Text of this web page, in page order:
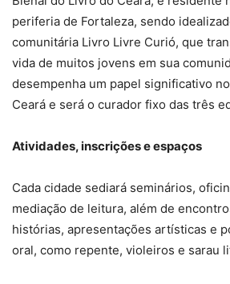
periferia de Fortaleza, sendo
comunitária Livro Livre Curió, que
vida de muitos jovens em sua
desempenha um papel significativo
Ceará e será o curador fixo das três
Atividades, inscrições e espaços
Cada cidade sediará seminários,
mediação de leitura, além de
histórias, apresentações artísticas e
oral, como repente, violeiros e sarau